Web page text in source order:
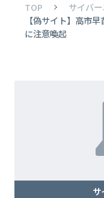
TOP
サイバ
【偽サイト】高市
に注意喚起
サ